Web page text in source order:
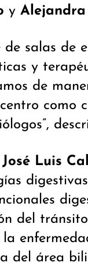
y
de salas de
y
de
como
Luis
del
la
del área